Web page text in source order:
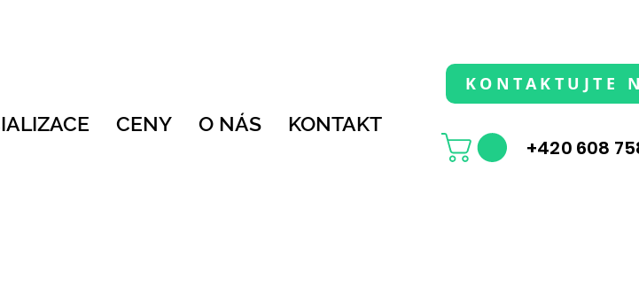
CENY O NÁS KONTAKT
KONTAKTUJTE
+420 608